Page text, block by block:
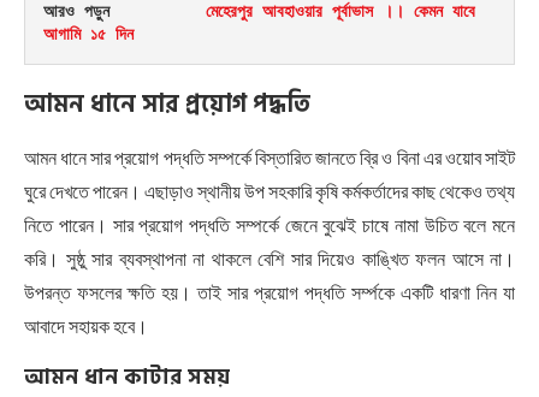
আরও পড়ুন মেহেরপুর আবহাওয়ার পূর্বাভাস ।। কেমন যাবে
আগামি ১৫ দিন
আমনধানেসারপ্রয়োগপদ্ধতি
আমন ধানে সার প্রয়োগ পদ্ধতি সম্পর্কে বিস্তারিত জানতে ব্রি ও বিনা এর ওয়োব সাইট
ঘুরে দেখতে পারেন। এছাড়াও স্থানীয় উপ সহকারি কৃষি কর্মকর্তাদের কাছ থেকেও তথ্য
নিতে পারেন। সার প্রয়োগ পদ্ধতি সম্পর্কে জেনে বুঝেই চাষে নামা উচিত বলে মনে
করি। সুষ্ঠু সার ব্যবস্থাপনা না থাকলে বেশি সার দিয়েও কাঙ্খিত ফলন আসে না।
উপরন্ত ফসলের ক্ষতি হয়। তাই সার প্রয়োগ পদ্ধতি সর্ম্পকে একটি ধারণা নিন যা
আবাদে সহায়ক হবে।
আমন ধান কাটার সময়